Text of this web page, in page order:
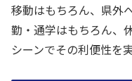
移動はもちろん、県外
勤・通学はもちろん、
シーンでその利便性を